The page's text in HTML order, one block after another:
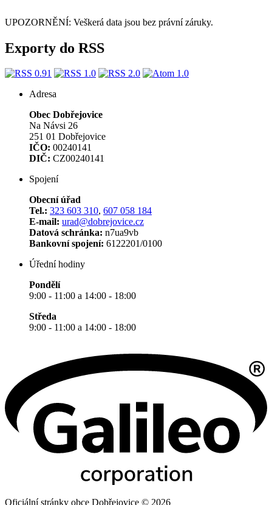
UPOZORNĚNÍ: Veškerá data jsou bez právní záruky.
Exporty do RSS
Adresa
Obec Dobřejovice
Na Návsi 26
251 01 Dobřejovice
IČO: 00240141
DIČ: CZ00240141
Spojení
Obecní úřad
Tel.: 323 603 310, 607 058 184
E-mail: urad@dobrejovice.cz
Datová schránka: n7ua9vb
Bankovní spojení: 6122201/0100
Úřední hodiny
Pondělí
9:00 - 11:00 a 14:00 - 18:00
Středa
9:00 - 11:00 a 14:00 - 18:00
Oficiální stránky obce Dobřejovice © 2026